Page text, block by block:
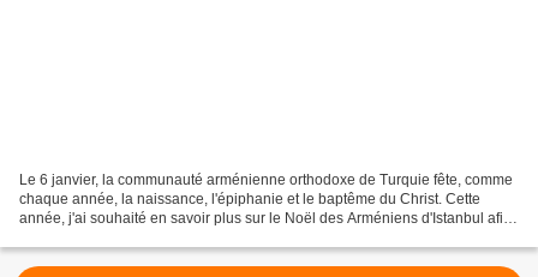
Le 6 janvier, la communauté arménienne orthodoxe de Turquie fête, comme
chaque année, la naissance, l'épiphanie et le baptême du Christ. Cette
année, j'ai souhaité en savoir plus sur le Noël des Arméniens d'Istanbul afin